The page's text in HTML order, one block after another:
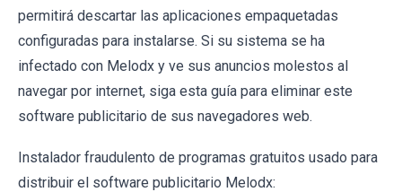
permitirá descartar las aplicaciones empaquetadas
configuradas para instalarse. Si su sistema se ha
infectado con Melodx y ve sus anuncios molestos al
navegar por internet, siga esta guía para eliminar este
software publicitario de sus navegadores web.
Instalador fraudulento de programas gratuitos usado para
distribuir el software publicitario Melodx: